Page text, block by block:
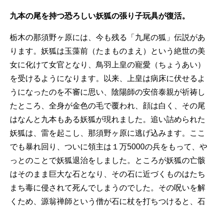
九本の尾を持つ恐ろしい妖狐の張り子玩具が復活。
栃木の那須野ヶ原には、今も残る「九尾の狐」伝説があ
ります。妖狐は玉藻前（たまものまえ）という絶世の美
女に化けて女官となり、鳥羽上皇の寵愛（ちょうあい）
を受けるようになります。以来、上皇は病床に伏せるよ
うになったのを不審に思い、陰陽師の安倍泰親が祈祷し
たところ、全身が金色の毛で覆われ、顔は白く、その尾
はなんと九本もある妖狐が現れました。追い詰められた
妖狐は、雷を起こし、那須野ヶ原に逃げ込みます。ここ
でも暴れ回り、ついに領主は１万5000の兵をもって、や
っとのことで妖狐退治をしました。ところが妖狐の亡骸
はそのまま巨大な石となり、その石に近づくものはたち
まち毒に侵されて死んでしまうのでした。その呪いを解
くため、源翁禅師という僧が石に杖を打ちつけると、石